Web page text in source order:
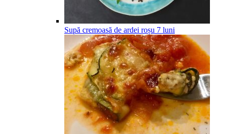
Supă cremoasă de ardei roșu 7 luni